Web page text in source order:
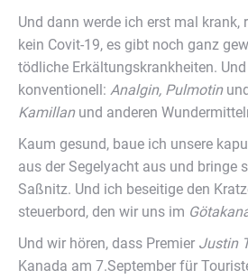
Und dann werde ich erst mal krank,
kein Covit-19, es gibt noch ganz
tödliche Erkältungskrankheiten.
konventionell: Analgin, Pulmotin
Kamillanund anderen
Kaum gesund, baue ich unsere
aus der Segelyacht aus und bringe
Saßnitz. Und ich beseitige den
steuerbord, den wir uns im
Und wir hören, dass Premier Justin
Kanada am 7.September für